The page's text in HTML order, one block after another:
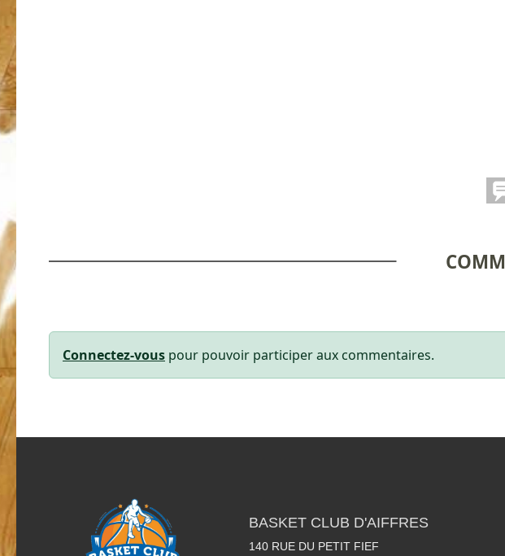
Connectez-vous pour pouvoir participer aux commentaires.
BASKET CLUB D'AIFFRES
140 RUE DU PETIT FIEF